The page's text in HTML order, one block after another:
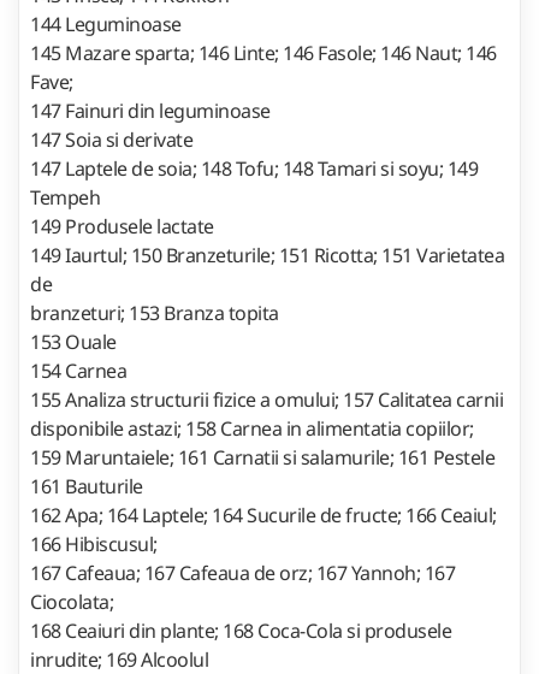
144 Leguminoase
145 Mazare sparta; 146 Linte; 146 Fasole; 146 Naut; 146
Fave;
147 Fainuri din leguminoase
147 Soia si derivate
147 Laptele de soia; 148 Tofu; 148 Tamari si soyu; 149
Tempeh
149 Produsele lactate
149 Iaurtul; 150 Branzeturile; 151 Ricotta; 151 Varietatea
de
branzeturi; 153 Branza topita
153 Ouale
154 Carnea
155 Analiza structurii fizice a omului; 157 Calitatea carnii
disponibile astazi; 158 Carnea in alimentatia copiilor;
159 Maruntaiele; 161 Carnatii si salamurile; 161 Pestele
161 Bauturile
162 Apa; 164 Laptele; 164 Sucurile de fructe; 166 Ceaiul;
166 Hibiscusul;
167 Cafeaua; 167 Cafeaua de orz; 167 Yannoh; 167
Ciocolata;
168 Ceaiuri din plante; 168 Coca-Cola si produsele
inrudite; 169 Alcoolul